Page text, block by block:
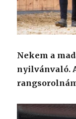
Nekem a
nyilvánvaló.